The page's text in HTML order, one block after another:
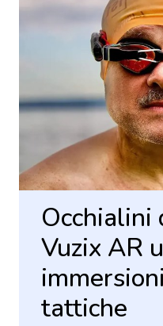
Occhialini
Vuzix AR
tattiche